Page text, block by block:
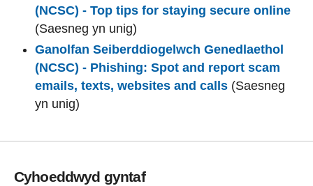
(NCSC) - Top tips for staying secure online
(Saesneg yn unig)
Ganolfan Seiberddiogelwch Genedlaethol
(NCSC) - Phishing: Spot and report scam
emails, texts, websites and calls (Saesneg
yn unig)
Cyhoeddwyd gyntaf